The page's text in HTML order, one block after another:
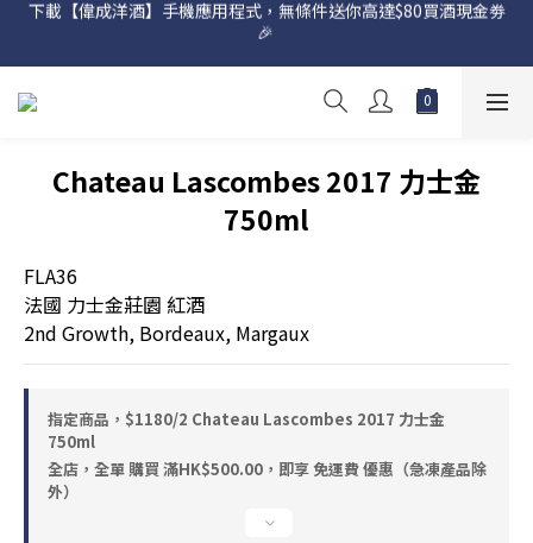
網店購滿 $500 即享免費送貨服務📦
🎉
Chateau Lascombes 2017 力士金
750ml
FLA36
法國 力士金莊園 紅酒
2nd Growth, Bordeaux, Margaux
指定商品，$1180/2 Chateau Lascombes 2017 力士金
750ml
全店，全單 購買 滿HK$500.00，即享 免運費 優惠（急凍產品除
外）